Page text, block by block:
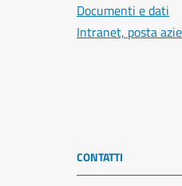
Documenti e dati
Intranet, posta
CONTATTI